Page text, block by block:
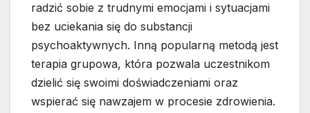
radzić sobie z trudnymi emocjami i sytuacjami
bez uciekania się do substancji
psychoaktywnych. Inną popularną metodą jest
terapia grupowa, która pozwala uczestnikom
dzielić się swoimi doświadczeniami oraz
wspierać się nawzajem w procesie zdrowienia.